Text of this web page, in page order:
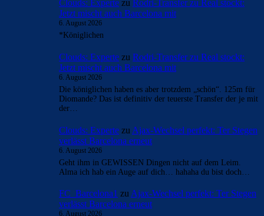
Clouds: Experte zu Rodri-Transfer zu Real stockt:
Jetzt mischt auch Barcelona mit
6. August 2026
*Königlichen
Clouds: Experte zu Rodri-Transfer zu Real stockt:
Jetzt mischt auch Barcelona mit
6. August 2026
Die königlichen haben es aber trotzdem „schön“. 125m für
Diomande? Das ist definitiv der teuerste Transfer der je mit
der…
Clouds: Experte zu Ajax-Wechsel perfekt: Ter Stegen
verlässt Barcelona erneut
6. August 2026
Geht ihm in GEWISSEN Dingen nicht auf dem Leim.
Alma ich hab ein Auge auf dich… hahaha du bist doch…
FC_Barcelona1 zu Ajax-Wechsel perfekt: Ter Stegen
verlässt Barcelona erneut
6. August 2026